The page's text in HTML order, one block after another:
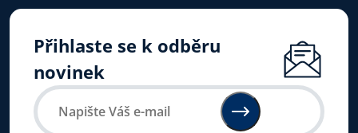
Přihlaste se k odběru
novinek